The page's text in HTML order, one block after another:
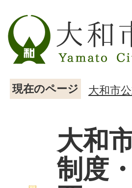
現在のページ 大和市
大和
制度